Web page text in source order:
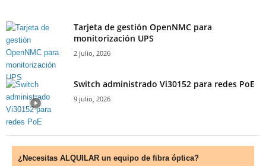
Tarjeta de gestión OpenNMC para
monitorización UPS
2 julio, 2026
Switch administrado Vi30152 para redes PoE
9 julio, 2026
¿Necesitas ALQUILAR un equipo de fibra óptica?